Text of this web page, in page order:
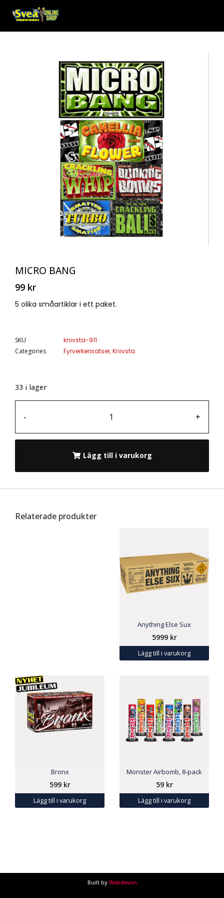
MICRO BANG
99 kr
5 olika småartiklar i ett paket.
SKU
knivsta-911
Categories
Fyrverkerisatser,Knivsta
33 i lager
- +
Lägg till i varukorg
Relaterade produkter
Anything Else Sux
5999 kr
Lägg till i varukorg
Bronx
599 kr
Lägg till i varukorg
Monster Airbomb, 8-pack
59 kr
Lägg till i varukorg
Built by Webdevon